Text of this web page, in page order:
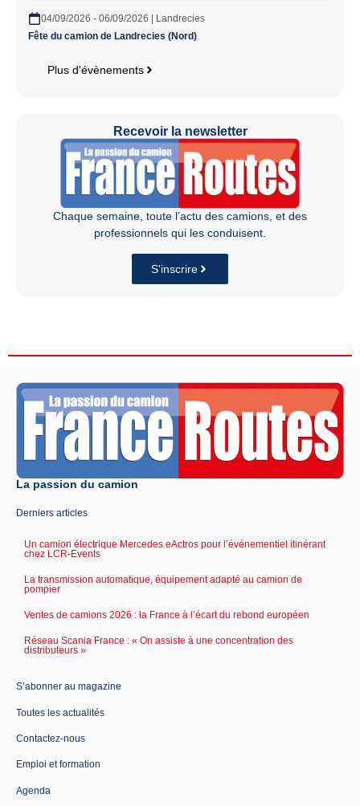
04/09/2026 - 06/09/2026 | Landrecies
Fête du camion de Landrecies (Nord)
Plus d'évènements
Recevoir la newsletter
Chaque semaine, toute l’actu des camions, et des
professionnels qui les conduisent.
S'inscrire
La passion du camion
Derniers articles
Un camion électrique Mercedes eActros pour l’événementiel itinérant
chez LCR-Events
La transmission automatique, équipement adapté au camion de
pompier
Ventes de camions 2026 : la France à l’écart du rebond européen
Réseau Scania France : « On assiste à une concentration des
distributeurs »
S’abonner au magazine
Toutes les actualités
Contactez-nous
Emploi et formation
Agenda